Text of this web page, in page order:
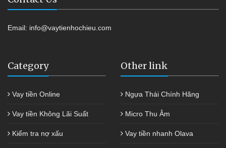
Email: info@vaytienhochieu.com
Category
Vay tiền Online
Vay tiền Không Lãi Suất
Kiểm tra nợ xấu
Other link
Ngựa Thái Chính Hãng
Micro Thu Âm
Vay tiền nhanh Olava